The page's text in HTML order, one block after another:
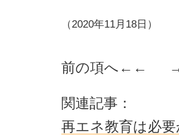
（2020年11月18日）
前の項へ ←←
関連記事：
再エネ教育は必要